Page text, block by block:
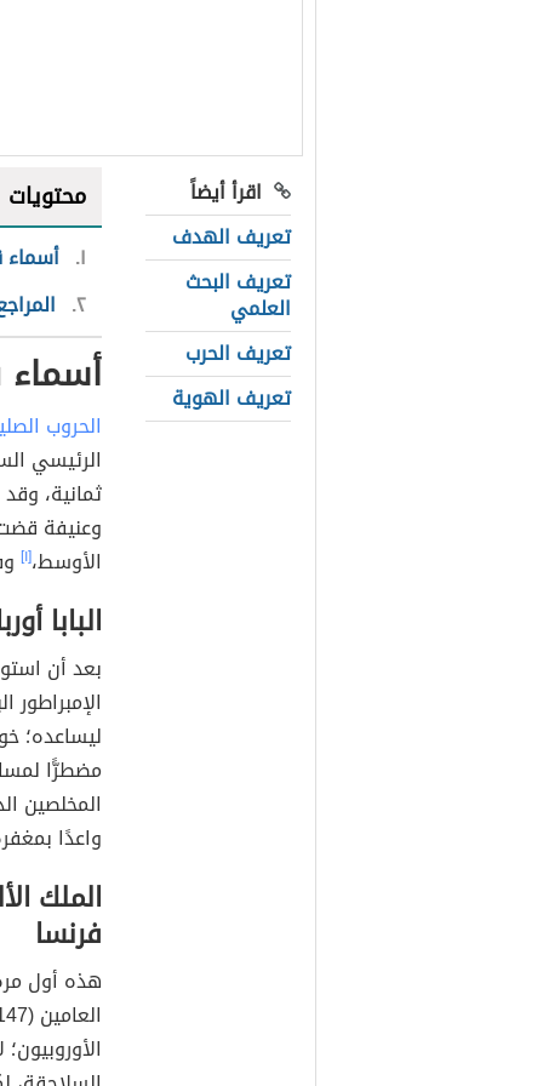
اقرأ أيضاً
تعريف الهدف
تعريف البحث
العلمي
تعريف الحرب
تعريف الهوية
محتويات
١ أسماء
٢
أسماء
الحروب
الرئيسي
وعنيفة
الأوسط،[١]
البابا
الإمبراطور
ليساعده؛
المخلصين
واعدًا
الملك
فرنسا
هذه أول